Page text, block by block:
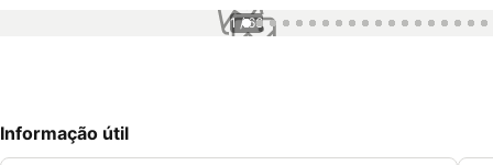
1 / 66
Informação útil